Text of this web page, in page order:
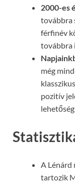
2000-es
továbbra
férfinév
továbbra
még
pozitív
A Lénárd
tartozik